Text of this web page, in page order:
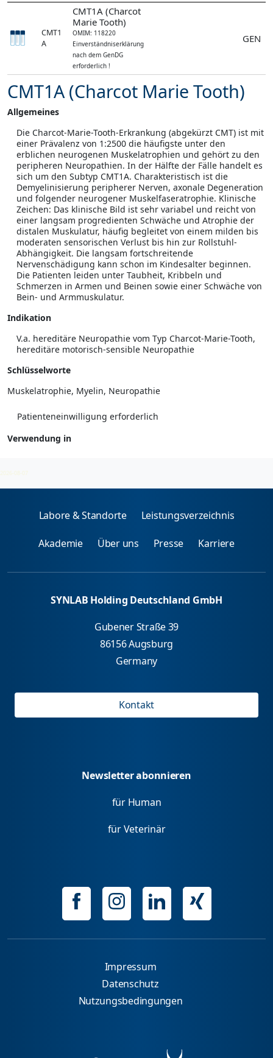
CMT1
A
CMT1A (Charcot
Marie Tooth)
OMIM: 118220
Einverständniserklärung
nach dem GenDG
erforderlich !
GEN
CMT1A (Charcot Marie Tooth)
Allgemeines
Die Charcot-Marie-Tooth-Erkrankung (abgekürzt CMT) ist mit
einer Prävalenz von 1:2500 die häufigste unter den
erblichen neurogenen Muskelatrophien und gehört zu den
peripheren Neuropathien. In der Hälfte der Fälle handelt es
sich um den Subtyp CMT1A. Charakteristisch ist die
Demyelinisierung peripherer Nerven, axonale Degeneration
und folgender neurogener Muskelfaseratrophie. Klinische
Zeichen: Das klinische Bild ist sehr variabel und reicht von
einer langsam progredienten Schwäche und Atrophie der
distalen Muskulatur, häufig begleitet von einem milden bis
moderaten sensorischen Verlust bis hin zur Rollstuhl-
Abhängigkeit. Die langsam fortschreitende
Nervenschädigung kann schon im Kindesalter beginnen.
Die Patienten leiden unter Taubheit, Kribbeln und
Schmerzen in Armen und Beinen sowie einer Schwäche von
Bein- und Armmuskulatur.
Indikation
V.a. hereditäre Neuropathie vom Typ Charcot-Marie-Tooth,
hereditäre motorisch-sensible Neuropathie
Schlüsselworte
Muskelatrophie, Myelin, Neuropathie
Patienteneinwilligung erforderlich
Verwendung in
2026-08-07
Labore & Standorte Leistungsverzeichnis
Akademie Über uns Presse Karriere
SYNLAB Holding Deutschland GmbH
Gubener Straße 39
86156 Augsburg
Germany
Kontakt
Newsletter abonnieren
für Human
für Veterinär
Impressum
Datenschutz
Nutzungsbedingungen